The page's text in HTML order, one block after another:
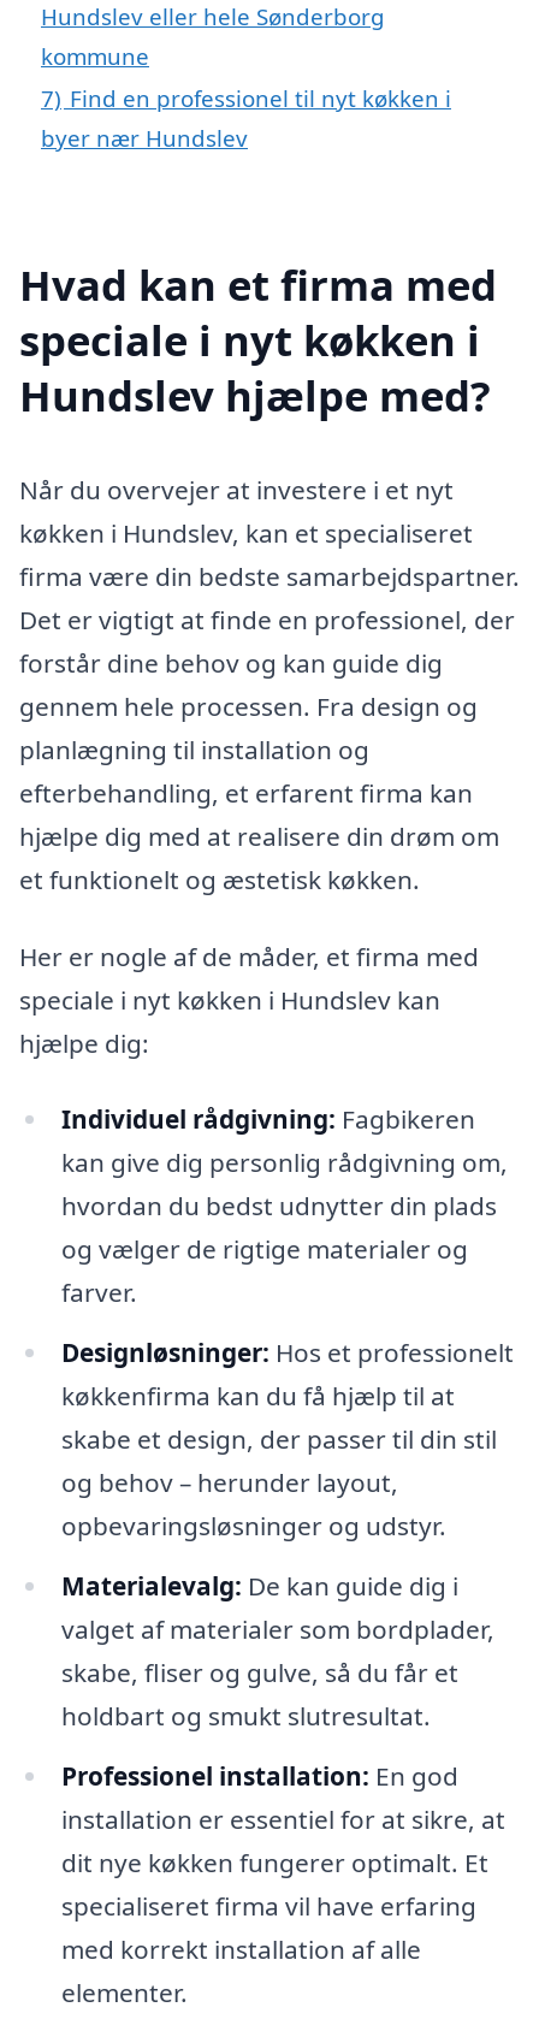
Hundslev eller hele Sønderborg
kommune
7) Find en professionel til nyt køkken i
byer nær Hundslev
Hvad kan et firma med
speciale i nyt køkken i
Hundslev hjælpe med?
Når du overvejer at investere i et nyt
køkken i Hundslev, kan et specialiseret
firma være din bedste samarbejdspartner.
Det er vigtigt at finde en professionel, der
forstår dine behov og kan guide dig
gennem hele processen. Fra design og
planlægning til installation og
efterbehandling, et erfarent firma kan
hjælpe dig med at realisere din drøm om
et funktionelt og æstetisk køkken.
Her er nogle af de måder, et firma med
speciale i nyt køkken i Hundslev kan
hjælpe dig:
Individuel rådgivning: Fagbikeren
kan give dig personlig rådgivning om,
hvordan du bedst udnytter din plads
og vælger de rigtige materialer og
farver.
Designløsninger: Hos et professionelt
køkkenfirma kan du få hjælp til at
skabe et design, der passer til din stil
og behov – herunder layout,
opbevaringsløsninger og udstyr.
Materialevalg: De kan guide dig i
valget af materialer som bordplader,
skabe, fliser og gulve, så du får et
holdbart og smukt slutresultat.
Professionel installation: En god
installation er essentiel for at sikre, at
dit nye køkken fungerer optimalt. Et
specialiseret firma vil have erfaring
med korrekt installation af alle
elementer.